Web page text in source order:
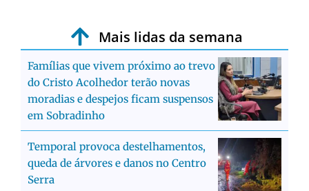
Mais lidas da semana
Famílias que vivem próximo ao trevo
do Cristo Acolhedor terão novas
moradias e despejos ficam suspensos
em Sobradinho
Temporal provoca destelhamentos,
queda de árvores e danos no Centro
Serra